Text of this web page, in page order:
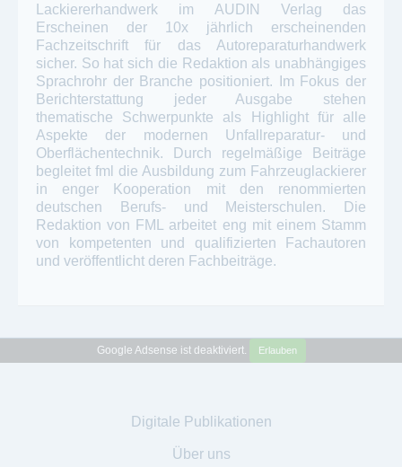
Lackiererhandwerk im AUDIN Verlag das
Erscheinen der 10x jährlich erscheinenden
Fachzeitschrift für das Autoreparaturhandwerk
sicher. So hat sich die Redaktion als unabhängiges
Sprachrohr der Branche positioniert. Im Fokus der
Berichterstattung jeder Ausgabe stehen
thematische Schwerpunkte als Highlight für alle
Aspekte der modernen Unfallreparatur- und
Oberflächentechnik. Durch regelmäßige Beiträge
begleitet fml die Ausbildung zum Fahrzeuglackierer
in enger Kooperation mit den renommierten
deutschen Berufs- und Meisterschulen. Die
Redaktion von FML arbeitet eng mit einem Stamm
von kompetenten und qualifizierten Fachautoren
und veröffentlicht deren Fachbeiträge.
Google Adsense ist deaktiviert. Erlauben
Digitale Publikationen
Über uns